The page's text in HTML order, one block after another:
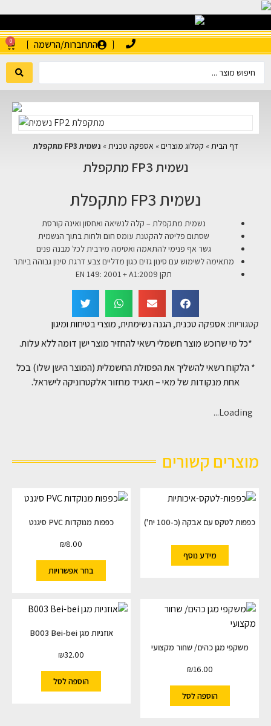
התחברות/הרשמה 0
דף הבית » קטלוג מוצרים » אספקה טכנית » נשמית FP3 מתקפלת
נשמית FP3 מתקפלת
נשמית FP3 מתקפלת
נשמית מתקפלת – קלה לנשיאה ואחסון ואינה קורסת
שסתום פליטה להקטנת עומס חום ולחות בתוך הנשמית
גשר אף פנימי להתאמה ואטימה מירבית לכל מבנה פנים
מתאימה לשימוש עם סינון גזים כגון מדליים צבע דרגת סינון גבוהה ביותר
תקן EN 149: 2001 + A1:2009
קטגוריות:אספקה טכנית, הגנה נשימתית, מוצרי בטיחות ומיגון
*כל מי שרוכש מוצר חשמלי רשאי להחזיר מוצר ישן דומה ללא עלות.
* הלקוח רשאי להשליך את הפסולת החשמלית (המוצר הישן שלו) בכל
אחת מנקודות של מאי – תאגיד מחזור אלקטרוניקה לישראל.
Loading...
מוצרים קשורים
כפפות לטקס עם אבקה (כ-100 יח')
מידע נוסף
כפפות מנוקדות PVC סיגנט
₪8.00
בחר אפשרויות
משקפי מגן כהים/ שחור מקצועי
₪16.00
הוספה לסל
אוזניות מגן B003 Bei-bei
₪32.00
הוספה לסל